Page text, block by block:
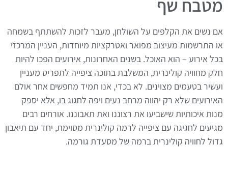
מטבח שף
אם נשים את הקלפים על השולחן, מעבר לזכות להשתתף בשמחה
או התרשמות מעיצוב מפואר ואטרקציות מיוחדות, העניין המרכזי
בכל אירוע – הוא האוכל. בשנים האחרונות, אירועים הפכו להיות
חלק מחוויה קולינרית, המשלבת בתוכה ציפייה לתפריט מעניין
ועשיר בטעמים מצוינים. לא בכדי, אנו תמיד מחפשים אחר אולם
האירועים שלא רק יהווה מרחב נעים ויפה לחגוג בו, אלא יספק
מנות איכותיות שישביעו את רצוננו ואת תאבוננו. אורחים רבים
מגיעים לחגיגה עם ציפייה לרמה קולינרית מסוימת, יחד עם תיאבון
גדול לחוויה קולינרית ברמה של מסעדת גורמה.